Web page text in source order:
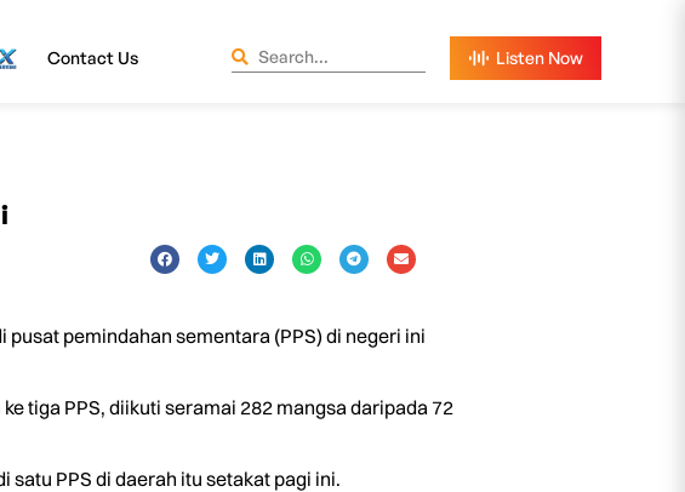
Contact Us
pusat pemindahan sementara (PPS) di negeri ini
tiga PPS, diikuti seramai 282 mangsa daripada 72
PPS di daerah itu setakat pagi ini.